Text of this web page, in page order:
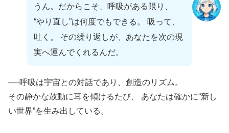
うん。だからこそ、呼吸がある限り、
“やり直し”は何度でもできる。 吸って、
吐く。 その繰り返しが、あなたを次の現
実へ運んでくれるんだ。
──呼吸は宇宙との対話であり、創造のリズム。
その静かな鼓動に耳を傾けるたび、 あなたは確かに“新し
い世界”を生み出している。